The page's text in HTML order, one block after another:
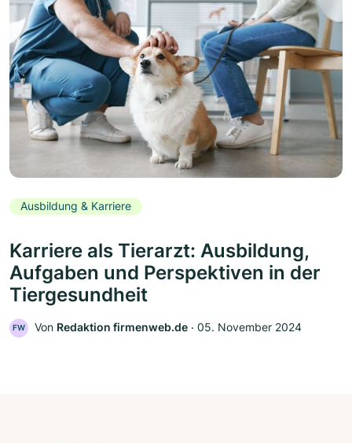
Ausbildung & Karriere
Karriere als Tierarzt: Ausbildung,
Aufgaben und Perspektiven in der
Tiergesundheit
FW Von Redaktion firmenweb.de ‧ 05. November 2024